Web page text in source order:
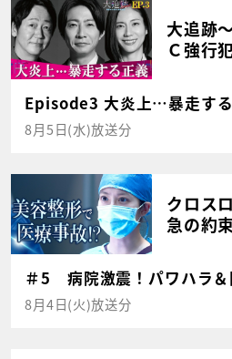
大追跡
Ｃ強行
Episode3 大炎上…暴走す
8月5日(水)放送分
クロス
急の約
＃5 病院激震！パワハラ
8月4日(火)放送分